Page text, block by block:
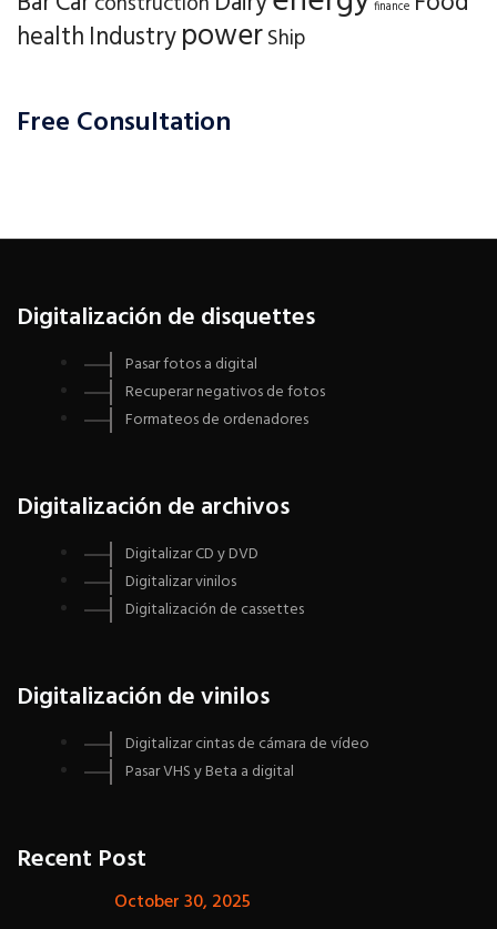
finance
health IndustrypowerShip
Free Consultation
Digitalización de disquettes
Pasar fotos a digital
Recuperar negativos de fotos
Formateos de ordenadores
Digitalización de archivos
Digitalizar CD y DVD
Digitalizar vinilos
Digitalización de cassettes
Digitalización de vinilos
Digitalizar cintas de cámara de vídeo
Pasar VHS y Beta a digital
Recent Post
October 30, 2025